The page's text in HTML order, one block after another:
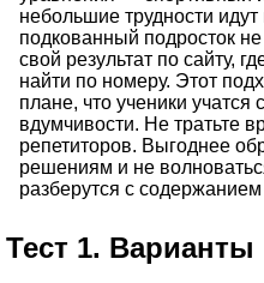
небольшие трудности
подкованный подросток
свой результат по сайту,
найти по номеру. Этот
плане, что ученики учатся
вдумчивости. Не тратьте
репетиторов. Выгоднее
решениям и не
разберутся с
Тест 1. Варианты